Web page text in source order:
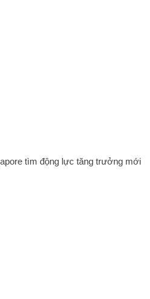
tìm động lực tăng trưởng mới